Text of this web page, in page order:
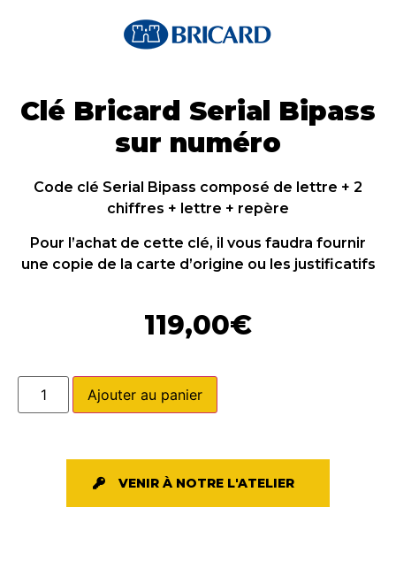
Clé Bricard Serial Bipass
sur numéro
Code clé Serial Bipass composé de lettre + 2
chiffres + lettre + repère
Pour l’achat de cette clé, il vous faudra fournir
une copie de la carte d’origine ou les justificatifs
119,00€
Ajouter au panier
VENIR À NOTRE L'ATELIER